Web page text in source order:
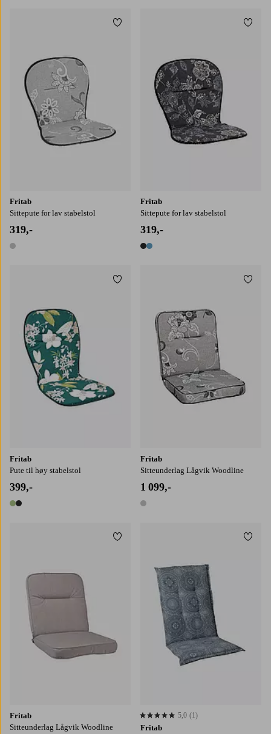
Fritab
Sittepute for lav stabelstol
319,-
1 farge
Legg til favoritter
Fritab
Sittepute for lav stabelstol
319,-
2 farger
Fritab
Pute til høy stabelstol
399,-
2 farger
Legg til favoritter
Fritab
Sitteunderlag Lågvik Woodline
1 099,-
1 farge
Fritab
Sitteunderlag Lågvik Woodline
Legg til favoritter
Fritab
5,0 basert på 1 karaktergivninger
5,0 (1)